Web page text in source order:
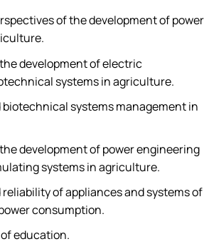
of the development of power
development of electric
systems in agriculture.
systems management in
development of power engineering
systems in agriculture.
of appliances and systems of
consumption.
education.